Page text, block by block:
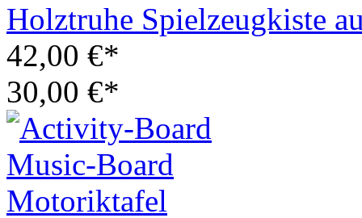
Holztruhe Spielzeugkiste
42,00 €*
30,00 €*